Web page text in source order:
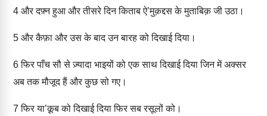
4 और दफ़्न हुआ और तीसरे दिन किताब ऐ’मुक़द्दस के मुताबिक़ जी उठा।
5 और कैफ़ा और उस के बाद उन बारह को दिखाई दिया।
6फिर पाँच सौ से ज़्यादा भाइयों को एक साथ दिखाई दिया जिन में अक्सर
अब तक मौजूद हैं और कुछ सो गए।
7 फिर या’क़ूब को दिखाई दिया फिर सब रसूलों को।